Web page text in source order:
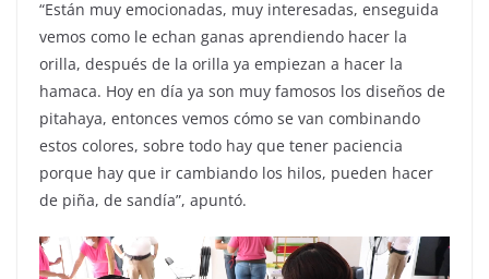
“Están muy emocionadas, muy interesadas, enseguida
vemos como le echan ganas aprendiendo hacer la
orilla, después de la orilla ya empiezan a hacer la
hamaca. Hoy en día ya son muy famosos los diseños de
pitahaya, entonces vemos cómo se van combinando
estos colores, sobre todo hay que tener paciencia
porque hay que ir cambiando los hilos, pueden hacer
de piña, de sandía”, apuntó.